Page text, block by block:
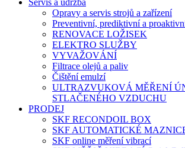
Servis a údržba
Opravy a servis strojů a zařízení
Preventivní, prediktivní a
RENOVACE LOŽISEK
ELEKTRO SLUŽBY
VYVAŽOVÁNÍ
Filtrace olejů a paliv
Čištění emulzí
ULTRAZVUKOVÁ MĚŘENÍ
STLAČENÉHO VZDUCHU
PRODEJ
SKF RECONDOIL BOX
SKF AUTOMATICKÉ
SKF online měření vibrací